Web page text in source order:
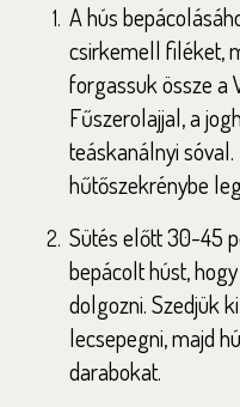
A hús
csirkemell filéket,
forgassuk össze a
Fűszerolajjal, a
teáskanálnyi
hűtőszekrénybe
Sütés előtt 30-45
bepácolt húst,
dolgozni. Szedjük
lecsepegni, majd
darabokat.